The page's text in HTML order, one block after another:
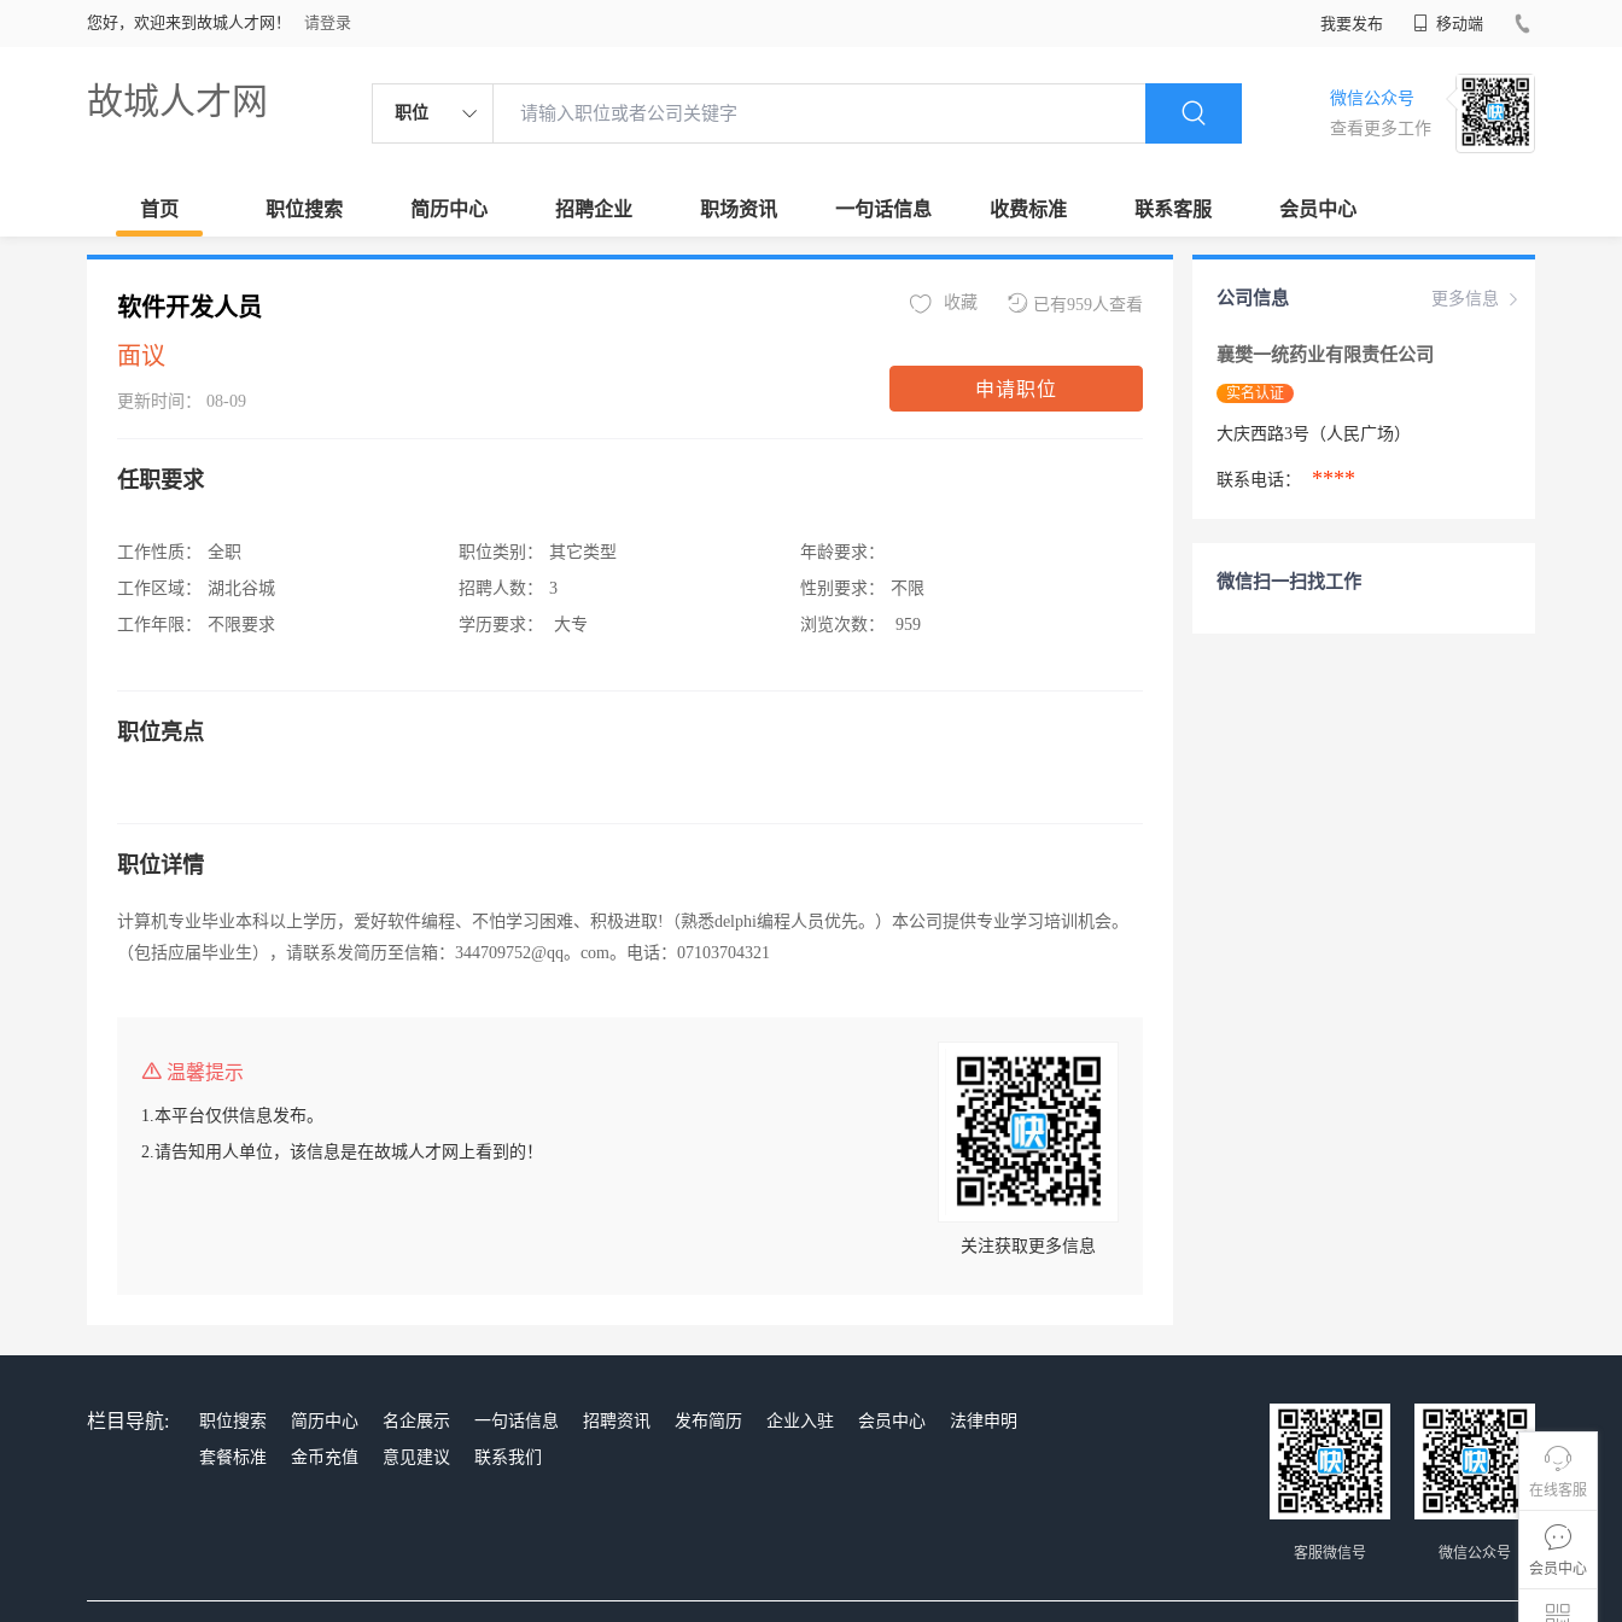
您好，欢迎来到故城人才网！ 请登录 我要发布 移动端
故城人才网 职位
微信公众号
查看更多工作
首页 职位搜索 简历中心 招聘企业 职场资讯 一句话信息 收费标准 联系客服 会员中心
在线客服
会员中心
软件开发人员
面议
更新时间： 08-09
已有959人查看
收藏
申请职位
任职要求
工作性质：
全职
工作区域：
湖北谷城
工作年限：
不限要求
职位类别：
其它类型
招聘人数：
3
学历要求：
大专
年龄要求：
性别要求：
不限
浏览次数：
959
职位亮点
职位详情
计算机专业毕业本科以上学历，爱好软件编程、不怕学习困难、积极进取!（熟悉delphi编程人员优先。）本公司提供专业学习培训机会。
（包括应届毕业生），请联系发简历至信箱：344709752@qq。com。电话：07103704321
温馨提示
1.本平台仅供信息发布。
2.请告知用人单位，该信息是在故城人才网上看到的！
关注获取更多信息
更多信息
公司信息
襄樊一统药业有限责任公司
实名认证
大庆西路3号（人民广场）
联系电话： ****
微信扫一扫找工作
栏目导航: 职位搜索 简历中心 名企展示 一句话信息 招聘资讯 发布简历 企业入驻 会员中心
法律申明
套餐标准
金币充值 意见建议 联系我们
微信公众号
客服微信号